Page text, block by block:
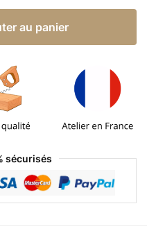
au panier
sécurisés